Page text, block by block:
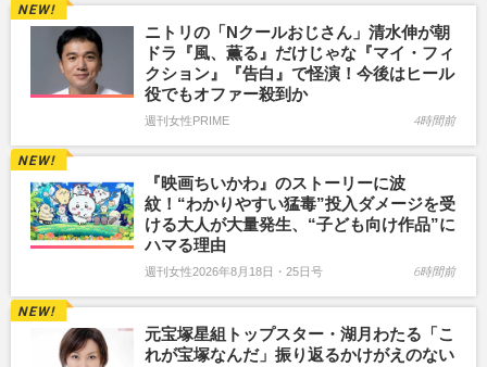
ニトリの「Nクールおじさん」清水伸が朝
ドラ『風、薫る』だけじゃな『マイ・フィ
クション』『告白』で怪演！今後はヒール
役でもオファー殺到か
週刊女性PRIME 4時間前
『映画ちいかわ』のストーリーに波
紋！“わかりやすい猛毒”投入ダメージを受
ける大人が大量発生、“子ども向け作品”に
ハマる理由
週刊女性2026年8月18日・25日号 6時間前
元宝塚星組トップスター・湖月わたる「こ
れが宝塚なんだ」振り返るかけがえのない